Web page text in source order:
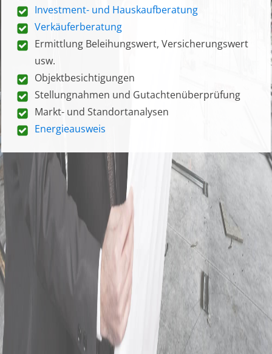
Investment- und Hauskaufberatung
Verkäuferberatung
Ermittlung Beleihungswert, Versicherungswert
usw.
Objektbesichtigungen
Stellungnahmen und Gutachtenüberprüfung
Markt- und Standortanalysen
Energieausweis